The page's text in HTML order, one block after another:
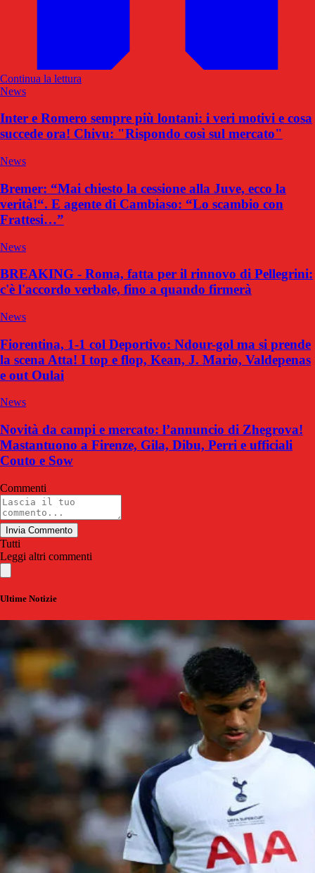
Continua la lettura
News
Inter e Romero sempre più lontani: i veri motivi e cosa
succede ora! Chivu: "Rispondo così sul mercato"
News
Bremer: “Mai chiesto la cessione alla Juve, ecco la
verità!“. E agente di Cambiaso: “Lo scambio con
Frattesi…”
News
BREAKING - Roma, fatta per il rinnovo di Pellegrini:
c'è l'accordo verbale, fino a quando firmerà
News
Fiorentina, 1-1 col Deportivo: Ndour-gol ma si prende
la scena Atta! I top e flop, Kean, J. Mario, Valdepenas
e out Oulai
News
Novità da campi e mercato: l’annuncio di Zhegrova!
Mastantuono a Firenze, Gila, Dibu, Perri e ufficiali
Couto e Sow
Commenti
Invia Commento
Tutti
Leggi altri commenti
Ultime Notizie